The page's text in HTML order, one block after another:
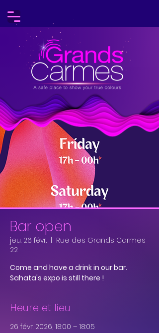
Bar open
jeu. 26 févr.
Rue des Grands Carmes
22
Come and have a drink in our bar.
Sahata's expo is still there !
Heure et lieu
26 févr. 2026, 18:00 – 18:05